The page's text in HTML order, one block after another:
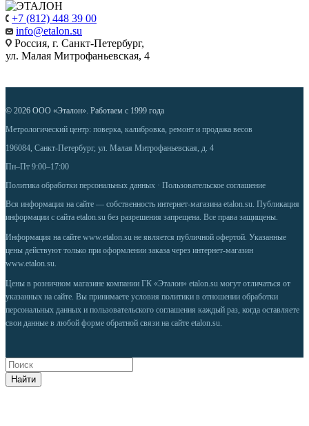
+7 (812) 448 39 00
info@etalon.su
Россия, г. Санкт-Петербург,
ул. Малая Митрофаньевская, 4
© 2026 ООО «Эталон». Работаем с 1999 года
Метрологический центр: поверка, калибровка, ремонт и продажа весов
196084, Санкт-Петербург, ул. Малая Митрофаньевская, д. 4
Пн–Пт 9:00–17:00
Политика обработки персональных данных · Пользовательское соглашение
Вся информация на сайте — собственность интернет-магазина etalon.su. Публикация
информации с сайта etalon.su без разрешения запрещена. Все права защищены.
Информация на сайте www.etalon.su не является публичной офертой. Указанные
цены действуют только при оформлении заказа через интернет-магазин
www.etalon.su
Цены в розничном магазине компании ГК «Эталон» etalon.su могут отличаться от
указанных на сайте. Вы принимаете условия политики в отношении обработки
персональных данных и пользовательского соглашения каждый раз, когда оставляете
свои данные в любой форме обратной связи на сайте etalon.su.
Найти